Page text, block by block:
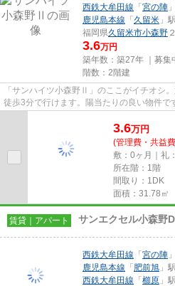
西鉄大牟田線 「宮の陣
鹿児島本線 「久留米 」
福岡県久留米市小森野
3.6万円
築年数：築27年 ｜募集
階数：2階建
「サンハイツ小森野Ⅱ」のここがイチオシ
徒歩3分で行けます。陽当たりの良い物件で
をもって歩く距離も少なくてす...
3.6万円
(管理費・共益
敷：0ヶ月｜礼
所在階：1階
間取り：1DK
面積：31.78㎡
賃貸｜アパート サンエクセル小森野D
西鉄大牟田線 「宮の陣
鹿児島本線 「肥前旭 」
西鉄大牟田線 「櫛原 」